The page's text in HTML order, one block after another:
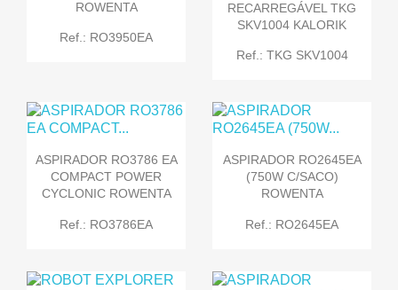
ROWENTA
Ref.: RO3950EA
RECARREGÁVEL TKG
SKV1004 KALORIK
Ref.: TKG SKV1004
ASPIRADOR RO3786 EA
COMPACT POWER
CYCLONIC ROWENTA
Ref.: RO3786EA
ASPIRADOR RO2645EA
(750W C/SACO)
ROWENTA
Ref.: RO2645EA